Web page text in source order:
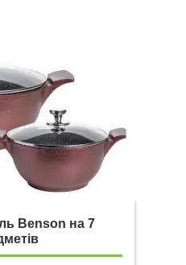
Benson на 7